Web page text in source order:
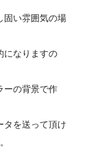
固い雰囲気の場
になりますの
ーの背景で作
タを送って頂け